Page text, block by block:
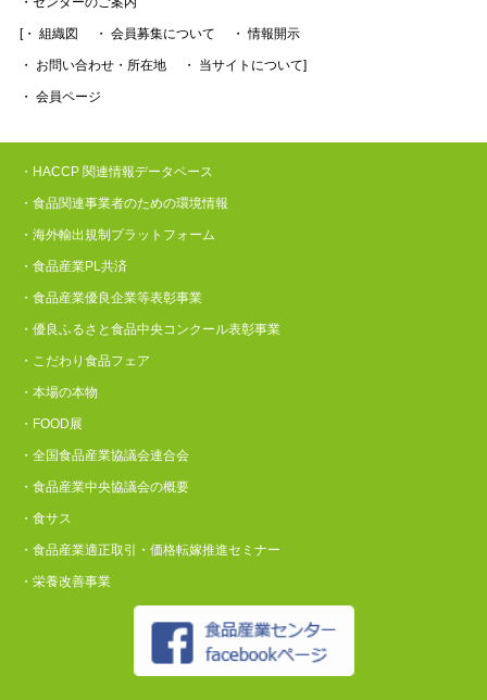
[・ 組織図 ・ 会員募集について ・ 情報開示
・ お問い合わせ・所在地 ・ 当サイトについて]
・ 会員ページ
・HACCP 関連情報データベース
・食品関連事業者のための環境情報
・海外輸出規制プラットフォーム
・食品産業PL共済
・食品産業優良企業等表彰事業
・優良ふるさと食品中央コンクール表彰事業
・こだわり食品フェア
・本場の本物
・FOOD展
・全国食品産業協議会連合会
・食品産業中央協議会の概要
・食サス
・食品産業適正取引・価格転嫁推進セミナー
・栄養改善事業